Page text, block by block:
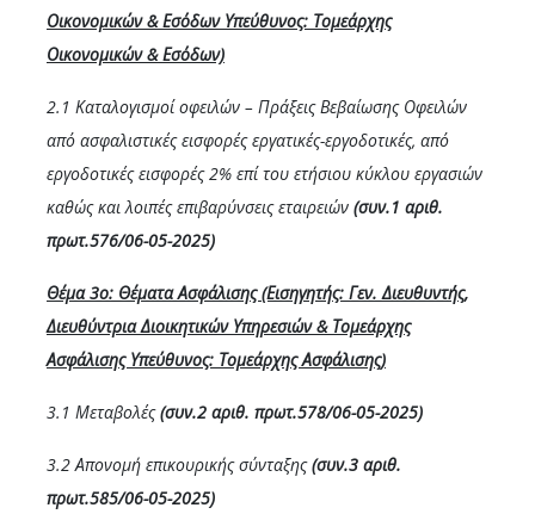
Οικονομικών & Εσόδων Υπεύθυνος: Τομεάρχης
Οικονομικών & Εσόδων)
2.1 Καταλογισμοί οφειλών – Πράξεις Βεβαίωσης Οφειλών
από ασφαλιστικές εισφορές εργατικές-εργοδοτικές, από
εργοδοτικές εισφορές 2% επί του ετήσιου κύκλου εργασιών
καθώς και λοιπές επιβαρύνσεις εταιρειών (συν.1 αριθ.
πρωτ.576/06-05-2025)
Θέμα 3ο: ΘέματαΑσφάλισης (Εισηγητής: Γεν. Διευθυντής,
Διευθύντρια Διοικητικών Υπηρεσιών & Τομεάρχης
Ασφάλισης Υπεύθυνος: Τομεάρχης Ασφάλισης)
3.1 Μεταβολές(συν.2 αριθ. πρωτ.578/06-05-2025)
3.2 Απονομή επικουρικής σύνταξης(συν.3 αριθ.
πρωτ.585/06-05-2025)